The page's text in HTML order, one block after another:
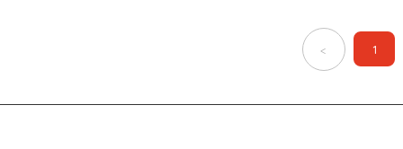
< 1